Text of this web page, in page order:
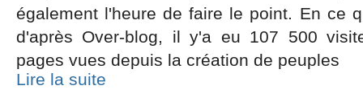
également l'heure de faire le point. En ce
d'après Over-blog, il y'a eu 107 500
pages vues depuis la création de peuples
Lire la suite